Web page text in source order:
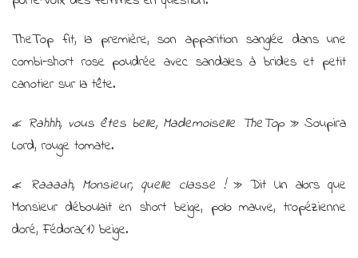
TheTop fit, la première, son apparition sanglée dans une
combi-short rose poudrée avec sandales à brides et petit
canotier sur la tête.
« Rahhh, vous êtes belle, Mademoiselle TheTop» Soupira
Lord, rouge tomate.
« Raaaah, Monsieur, quelle classe !» Dit Un alors que
Monsieur déboulait en short beige, polo mauve, tropézienne
doré, Fédora(1) beige.